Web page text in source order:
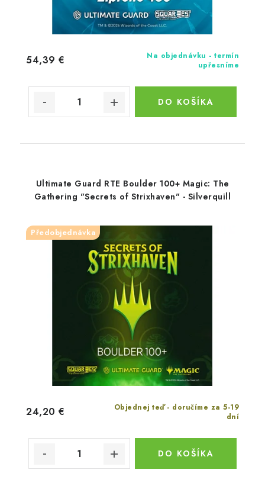
Na objednávku - termín
upřesníme
54,39 €
DO KOŠÍKA
Ultimate Guard RTE Boulder 100+ Magic: The
Gathering "Secrets of Strixhaven" - Silverquill
Předobjednávka
Objednej teď - doručíme za 5-19
dní
24,20 €
DO KOŠÍKA